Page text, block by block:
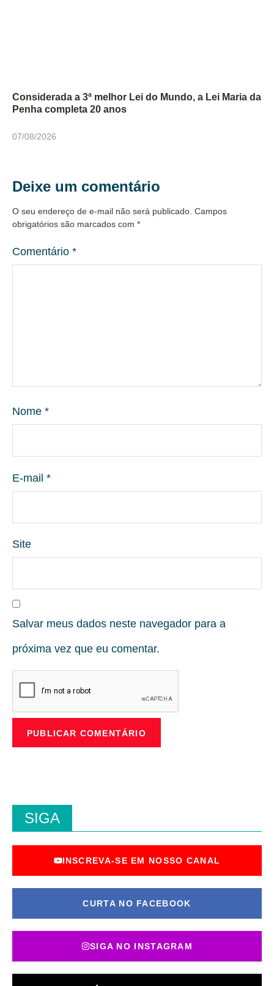
Considerada a 3ª melhor Lei do Mundo, a Lei Maria da
Penha completa 20 anos
07/08/2026
Deixe um comentário
O seu endereço de e-mail não será publicado. Campos
obrigatórios são marcados com *
Comentário *
Nome *
E-mail *
Site
Salvar meus dados neste navegador para a
próxima vez que eu comentar.
SIGA
INSCREVA-SE EM NOSSO CANAL
CURTA NO FACEBOOK
SIGA NO INSTAGRAM